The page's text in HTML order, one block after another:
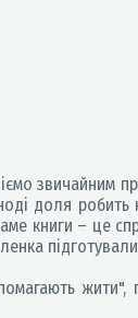
звичайним
доля
книги – це